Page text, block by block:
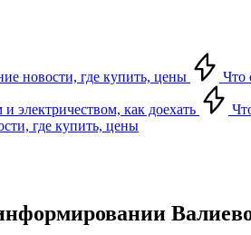
новости, где купить, цены Что
электричеством, как доехать
где купить, цены